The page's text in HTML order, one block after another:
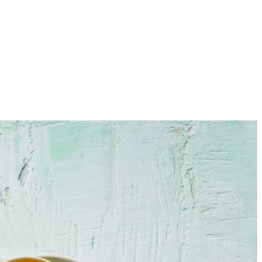
2
tot een glad beslag.
het beslag helemaal gestold is. Bak zo ook de andere wrap.
peen julienne en kiemgroenten. Rol de wrap op en